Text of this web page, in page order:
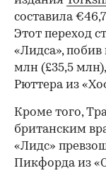
составила
Этот переход
«Лидса»,
млн (£35,5
Рюттера из
Кроме того,
британским
«Лидс»
Пикфорда из